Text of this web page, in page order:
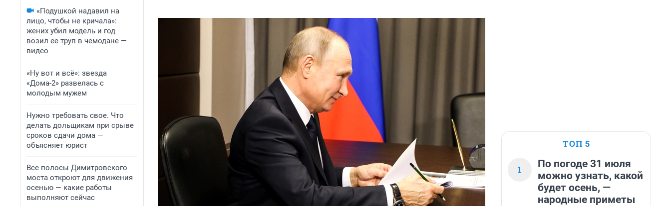
«Подушкой надавил на
лицо, чтобы не кричала»:
жених убил модель и год
возил ее труп в чемодане —
видео
«Ну вот и всё»: звезда
«Дома-2» развелась с
молодым мужем
Нужно требовать свое. Что
делать дольщикам при срыве
сроков сдачи дома —
объясняет юрист
Все полосы Димитровского
моста откроют для движения
осенью — какие работы
выполняют сейчас
ТОП 5
1
По погоде 31 июля
можно узнать, какой
будет осень, —
народные приметы